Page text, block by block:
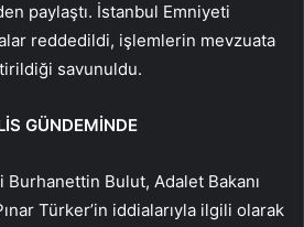
paylaştı. İstanbul Emniyeti
reddedildi, işlemlerin mevzuata
savunuldu.
GÜNDEMİNDE
Bulut, Adalet Bakanı
Türker’in iddialarıyla ilgili olarak